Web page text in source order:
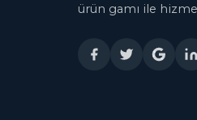
ürün gamı ile